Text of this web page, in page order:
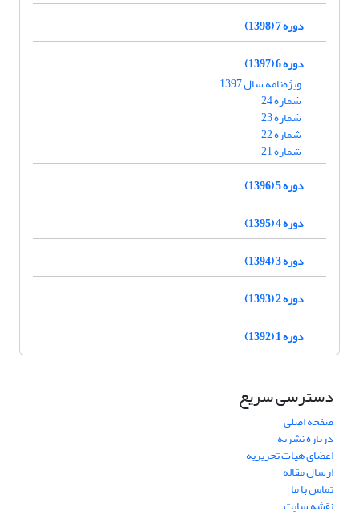
دوره 7 (1398)
دوره 6 (1397)
ویژه‌نامه سال 1397
شماره 24
شماره 23
شماره 22
شماره 21
دوره 5 (1396)
دوره 4 (1395)
دوره 3 (1394)
دوره 2 (1393)
دوره 1 (1392)
دسترسی سریع
صفحه اصلی
درباره نشریه
اعضای هیات تحریریه
ارسال مقاله
تماس با ما
نقشه سایت